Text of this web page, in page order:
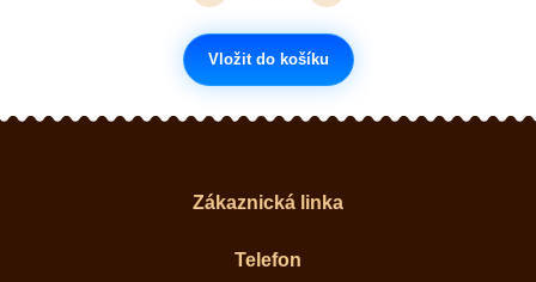
Vložit do košíku
Zákaznická linka
Telefon